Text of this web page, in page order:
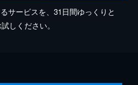
サービスを、31日間ゆっくりと
しください。